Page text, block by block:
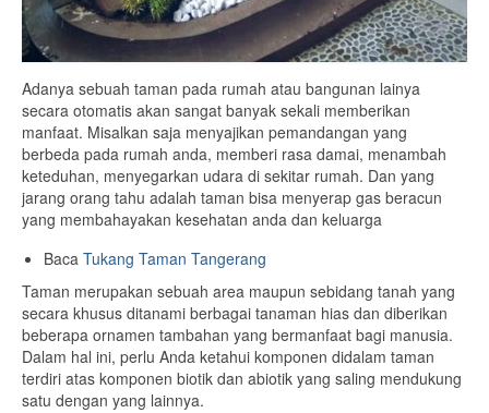
Adanya sebuah taman pada rumah atau bangunan lainya
secara otomatis akan sangat banyak sekali memberikan
manfaat. Misalkan saja menyajikan pemandangan yang
berbeda pada rumah anda, memberi rasa damai, menambah
keteduhan, menyegarkan udara di sekitar rumah. Dan yang
jarang orang tahu adalah taman bisa menyerap gas beracun
yang membahayakan kesehatan anda dan keluarga
Baca Tukang Taman Tangerang
Taman merupakan sebuah area maupun sebidang tanah yang
secara khusus ditanami berbagai tanaman hias dan diberikan
beberapa ornamen tambahan yang bermanfaat bagi manusia.
Dalam hal ini, perlu Anda ketahui komponen didalam taman
terdiri atas komponen biotik dan abiotik yang saling mendukung
satu dengan yang lainnya.